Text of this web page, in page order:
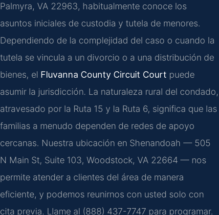
Palmyra, VA 22963, habitualmente conoce los
asuntos iniciales de custodia y tutela de menores.
Dependiendo de la complejidad del caso o cuando la
tutela se vincula a un divorcio o a una distribución de
bienes, el Fluvanna County Circuit Court puede
asumir la jurisdicción. La naturaleza rural del condado,
atravesado por la Ruta 15 y la Ruta 6, significa que las
familias a menudo dependen de redes de apoyo
cercanas. Nuestra ubicación en Shenandoah — 505
N Main St, Suite 103, Woodstock, VA 22664 — nos
permite atender a clientes del área de manera
eficiente, y podemos reunirnos con usted solo con
cita previa. Llame al (888) 437-7747 para programar.